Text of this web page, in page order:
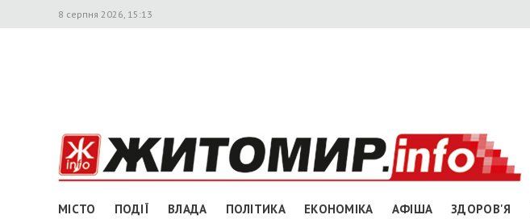
8 серпня 2026, 15:13
МІСТО ПОДІЇ ВЛАДА ПОЛІТИКА ЕКОНОМІКА АФІША ЗДОРОВ'Я